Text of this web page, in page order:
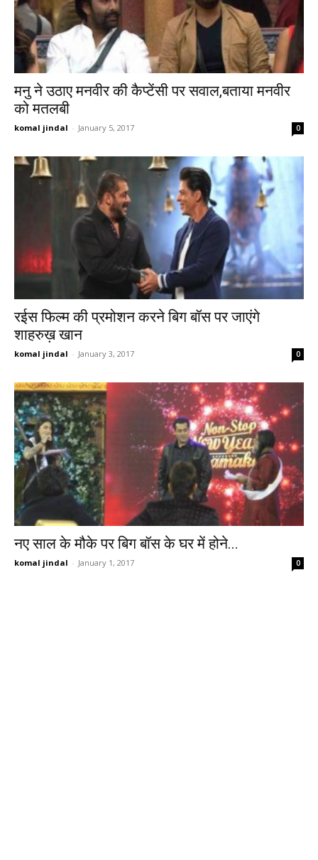
मनु ने उठाए मनवीर की कैप्टेंसी पर सवाल,बताया मनवीर
को मतलबी
komal jindal - January 5, 2017 0
रईस फिल्म की प्रमोशन करने बिग बॉस पर जाएंगे
शाहरुख़ खान
komal jindal - January 3, 2017 0
नए साल के मौके पर बिग बॉस के घर में होने...
komal jindal - January 1, 2017 0